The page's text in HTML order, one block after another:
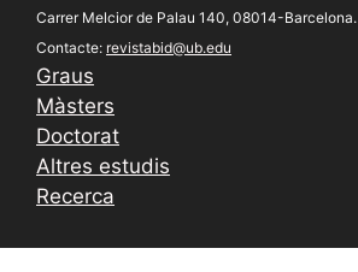
Carrer Melcior de Palau 140, 08014-Barcelona.
Contacte: revistabid@ub.edu
Graus
Màsters
Doctorat
Altres estudis
Recerca